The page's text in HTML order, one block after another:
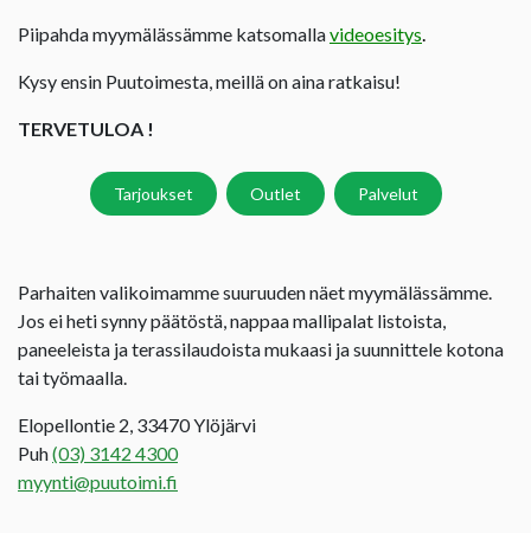
Piipahda myymälässämme katsomallavideoesitys.
Kysy ensin Puutoimesta, meillä on aina ratkaisu!
TERVETULOA !
Tarjoukset Outlet Palvelut
Parhaiten valikoimamme suuruuden näet myymälässämme.
Jos ei heti synny päätöstä, nappaa mallipalat listoista,
paneeleista ja terassilaudoista mukaasi ja suunnittele kotona
tai työmaalla.
Elopellontie 2, 33470 Ylöjärvi
Puh(03) 3142 4300
myynti@puutoimi.fi